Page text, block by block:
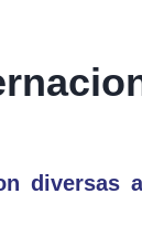
diversas